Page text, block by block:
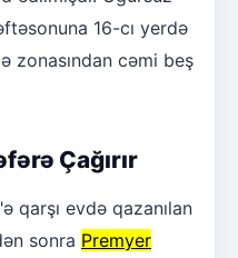
16-cı yerdə
zonasından cəmi beş
Çağırır
qarşı evdə qazanılan
sonra Premyer